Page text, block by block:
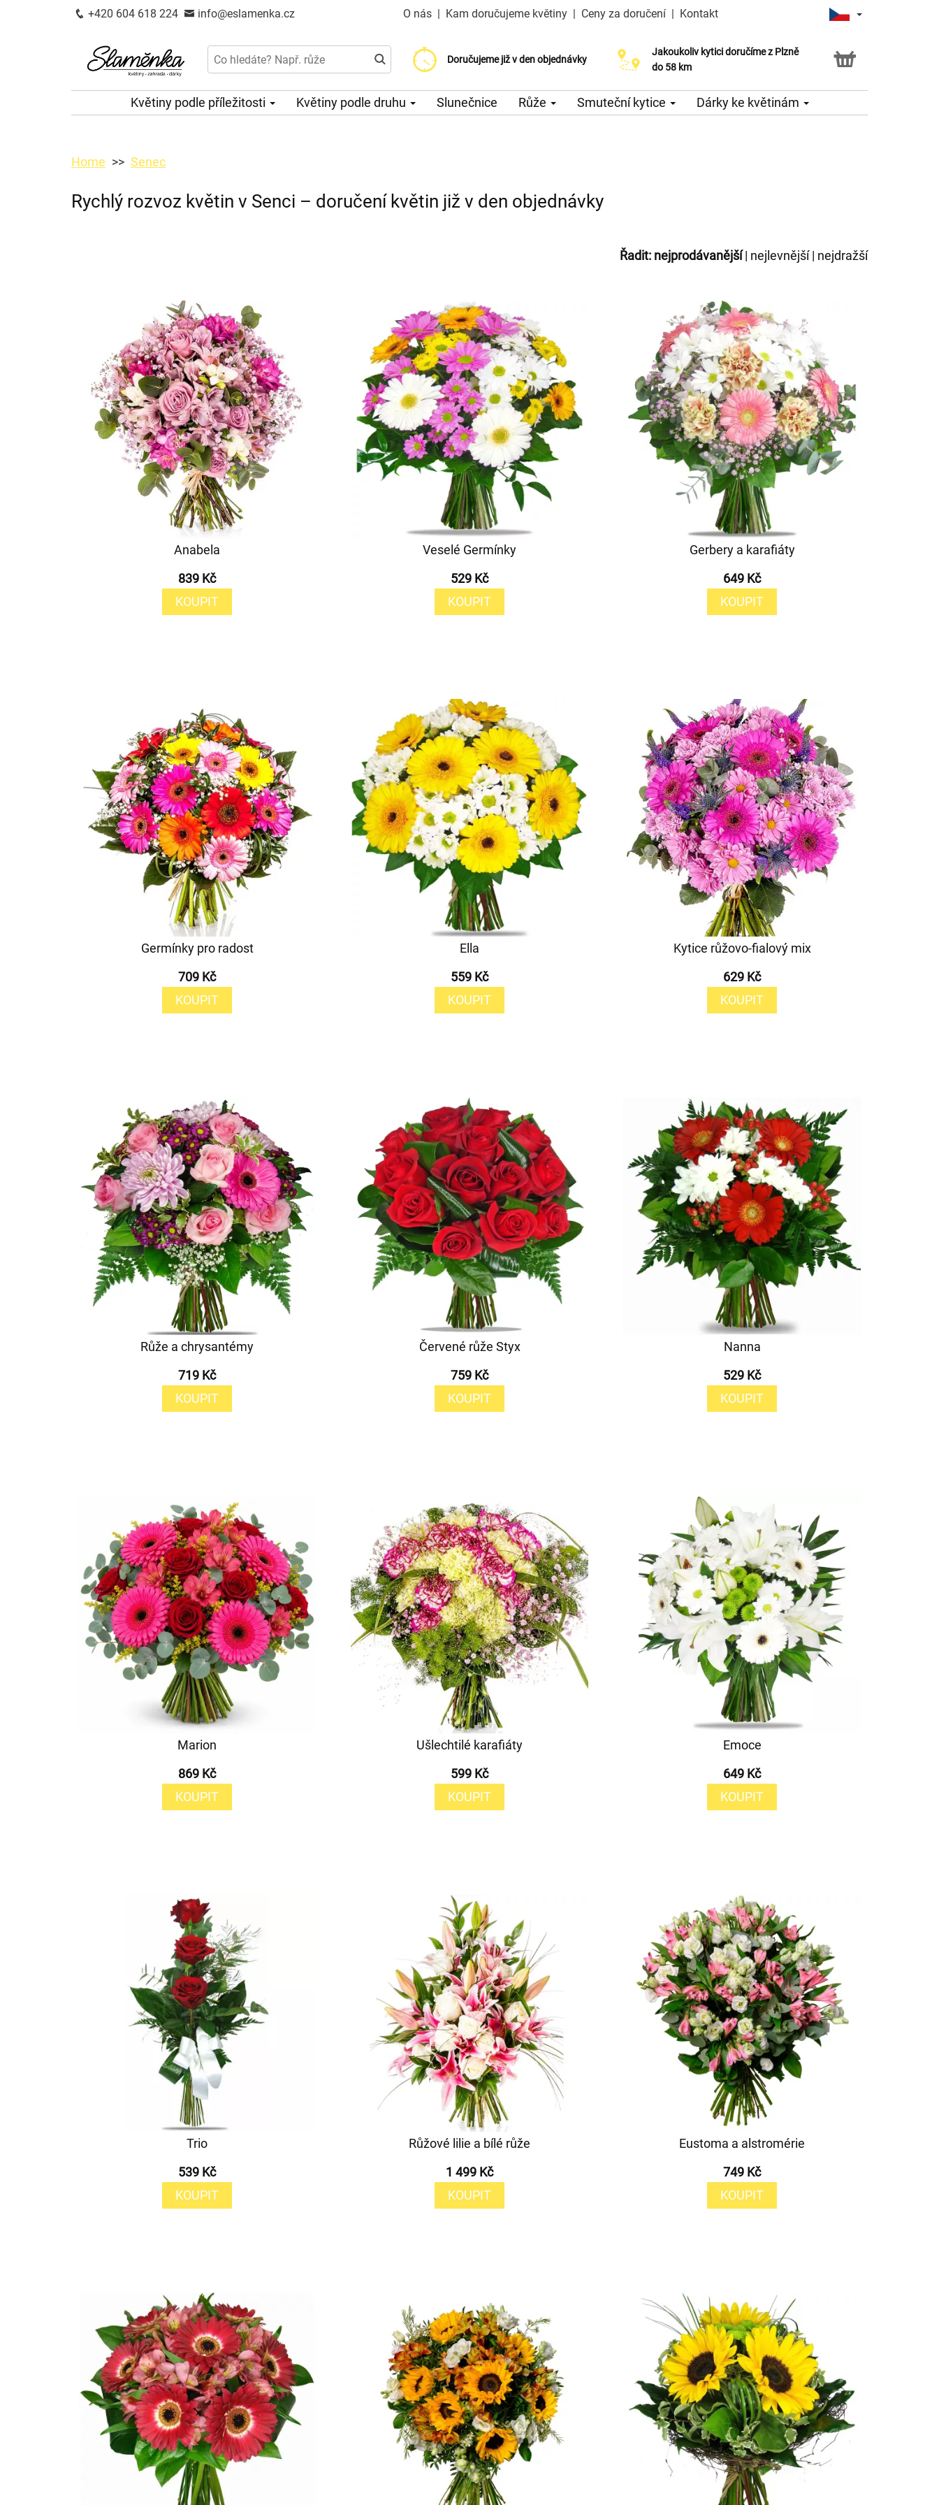
+420 604 618 224 info@eslamenka.cz O nás | Kam doručujeme květiny | Ceny za doručení | Kontakt
Doručujeme již v den objednávky
Doručujeme již od 200 Kč
Možný výběr času a dne doručení
Jakoukoliv kytici doručíme z Plzně
do 58 km
Květiny podle příležitosti Květiny podle druhu Slunečnice Růže Smuteční kytice Dárky ke květinám
Home Senec
Rychlý rozvoz květin v Senci – doručení květin již v den objednávky
Řadit: nejprodávanější| nejlevnější| nejdražší
Anabela
839 Kč
KOUPIT
Veselé Germínky
529 Kč
KOUPIT
Gerbery a karafiáty
649 Kč
KOUPIT
Germínky pro radost
709 Kč
KOUPIT
Ella
559 Kč
KOUPIT
Kytice růžovo-fialový mix
629 Kč
KOUPIT
Růže a chrysantémy
719 Kč
KOUPIT
Červené růže Styx
759 Kč
KOUPIT
Nanna
529 Kč
KOUPIT
Marion
869 Kč
KOUPIT
Ušlechtilé karafiáty
599 Kč
KOUPIT
Emoce
649 Kč
KOUPIT
Trio
539 Kč
KOUPIT
Růžové lilie a bílé růže
1 499 Kč
KOUPIT
Eustoma a alstromérie
749 Kč
KOUPIT